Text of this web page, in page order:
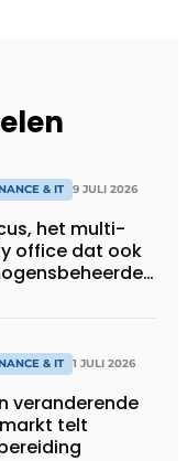
& IT 9 JULI 2026
het multi-
office dat ook
& IT 1 JULI 2026
veranderende
telt